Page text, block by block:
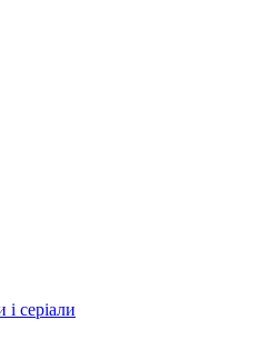
і серіали